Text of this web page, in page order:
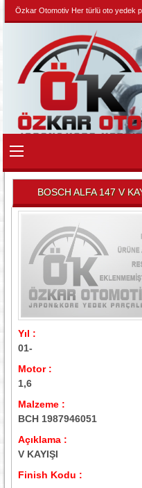
Özkar Otomotiv Her türlü oto yedek
BOSCH ALFA 147 V
Yıl :
01-
Motor :
1,6
Malzeme :
BCH 1987946051
Açıklama :
V KAYIŞI
Finish Kodu :